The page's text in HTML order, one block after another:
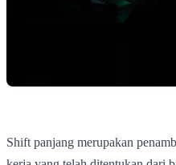
Shift panjang merupakan